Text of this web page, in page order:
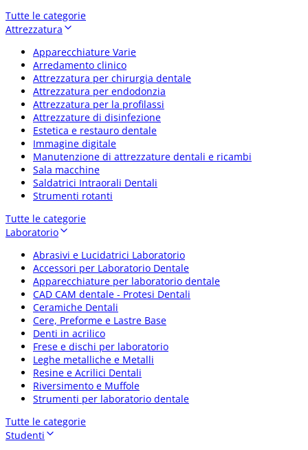
Tutte le categorie
Attrezzatura
Apparecchiature Varie
Arredamento clinico
Attrezzatura per chirurgia dentale
Attrezzatura per endodonzia
Attrezzatura per la profilassi
Attrezzature di disinfezione
Estetica e restauro dentale
Immagine digitale
Manutenzione di attrezzature dentali e ricambi
Sala macchine
Saldatrici Intraorali Dentali
Strumenti rotanti
Tutte le categorie
Laboratorio
Abrasivi e Lucidatrici Laboratorio
Accessori per Laboratorio Dentale
Apparecchiature per laboratorio dentale
CAD CAM dentale - Protesi Dentali
Ceramiche Dentali
Cere, Preforme e Lastre Base
Denti in acrilico
Frese e dischi per laboratorio
Leghe metalliche e Metalli
Resine e Acrilici Dentali
Riversimento e Muffole
Strumenti per laboratorio dentale
Tutte le categorie
Studenti